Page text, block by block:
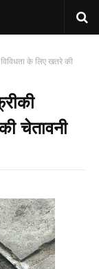
के लिए खतरे की
चेतावनी